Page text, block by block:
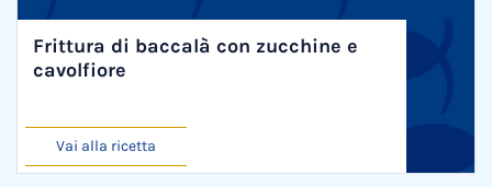
Frittura di baccalà con zucchine e
cavolfiore
Vai alla ricetta